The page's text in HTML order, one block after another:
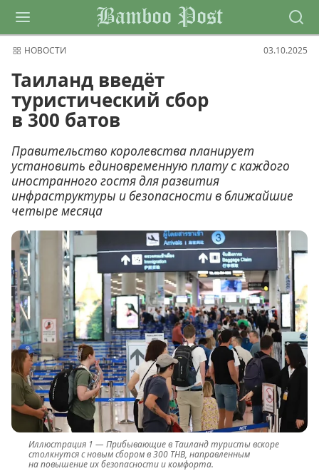
Bamboo Post
НОВОСТИ 03.10.2025
Таиланд введёт
туристический сбор
в 300 батов
Правительство королевства планирует
установить единовременную плату с каждого
иностранного гостя для развития
инфраструктуры и безопасности в ближайшие
четыре месяца
Прибывающие в Таиланд туристы вскоре
столкнутся с новым сбором в 300 THB, направленным
на повышение их безопасности и комфорта.